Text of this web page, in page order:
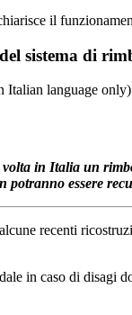
il
sistema di
Italian language only)
in Italia un
essere
recenti
in caso di disagi